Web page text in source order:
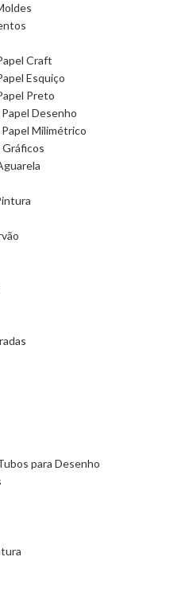
Craft
Esquiço
Preto
Desenho
Milimétrico
Gráficos
para Desenho